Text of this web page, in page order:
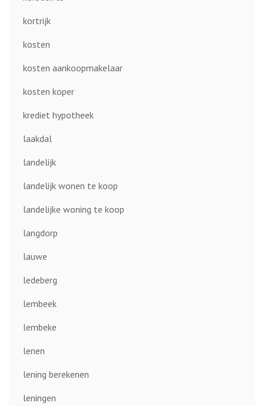
kortrijk
kosten
kosten aankoopmakelaar
kosten koper
krediet hypotheek
laakdal
landelijk
landelijk wonen te koop
landelijke woning te koop
langdorp
lauwe
ledeberg
lembeek
lembeke
lenen
lening berekenen
leningen